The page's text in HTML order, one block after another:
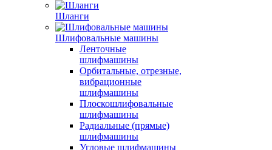
Шланги
Шлифовальные машины
Ленточные
шлифмашины
Орбитальные, отрезные,
вибрационные
шлифмашины
Плоскошлифовальные
шлифмашины
Радиальные (прямые)
шлифмашины
Угловые шлифмашины